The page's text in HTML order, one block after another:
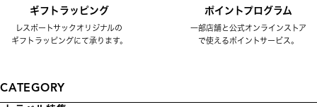
ギフトラッピング
レスポートサックオリジナルの
ギフトラッピングにて承ります。
ポイントプログラム
一部店舗と公式オンラインストア
で使えるポイントサービス。
CATEGORY